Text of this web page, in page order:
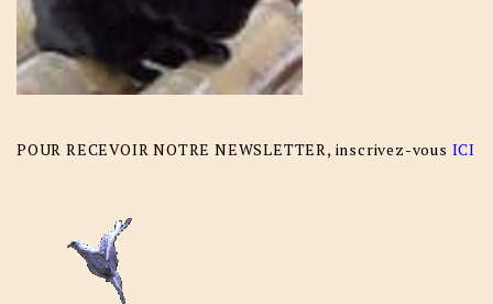
POUR RECEVOIR NOTRE NEWSLETTER, inscrivez-vous ICI